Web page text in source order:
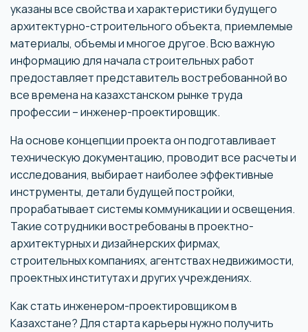
указаны все свойства и характеристики будущего
архитектурно-строительного объекта, приемлемые
материалы, объемы и многое другое. Всю важную
информацию для начала строительных работ
предоставляет представитель востребованной во
все времена на казахстанском рынке труда
профессии – инженер-проектировщик.
На основе концепции проекта он подготавливает
техническую документацию, проводит все расчеты и
исследования, выбирает наиболее эффективные
инструменты, детали будущей постройки,
прорабатывает системы коммуникации и освещения.
Такие сотрудники востребованы в проектно-
архитектурных и дизайнерских фирмах,
строительных компаниях, агентствах недвижимости,
проектных институтах и других учреждениях.
Как стать инженером-проектировщиком в
Казахстане? Для старта карьеры нужно получить